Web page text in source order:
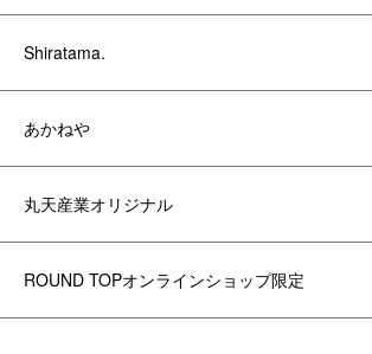
Shiratama.
あかねや
丸天産業オリジナル
ROUND TOPオンラインショップ限定